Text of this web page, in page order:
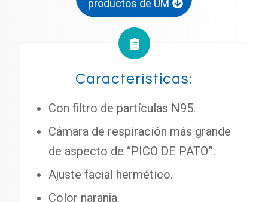
productos de UM
Características:
Con filtro de partículas N95.
Cámara de respiración más grande
de aspecto de “PICO DE PATO”.
Ajuste facial hermético.
Color naranja.